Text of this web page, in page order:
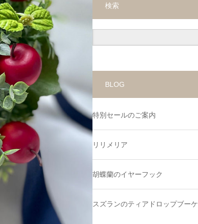
検索
BLOG
特別セールのご案内
リリメリア
胡蝶蘭のイヤーフック
スズランのティアドロップブーケ